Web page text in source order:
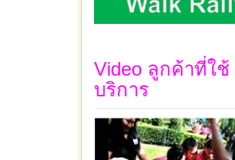
Video ลูกค้าที่ใช้
บริการ